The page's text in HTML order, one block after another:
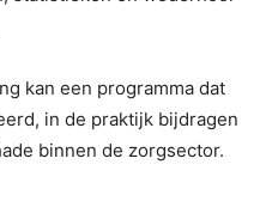
kan een programma dat
in de praktijk bijdragen
binnen de zorgsector.